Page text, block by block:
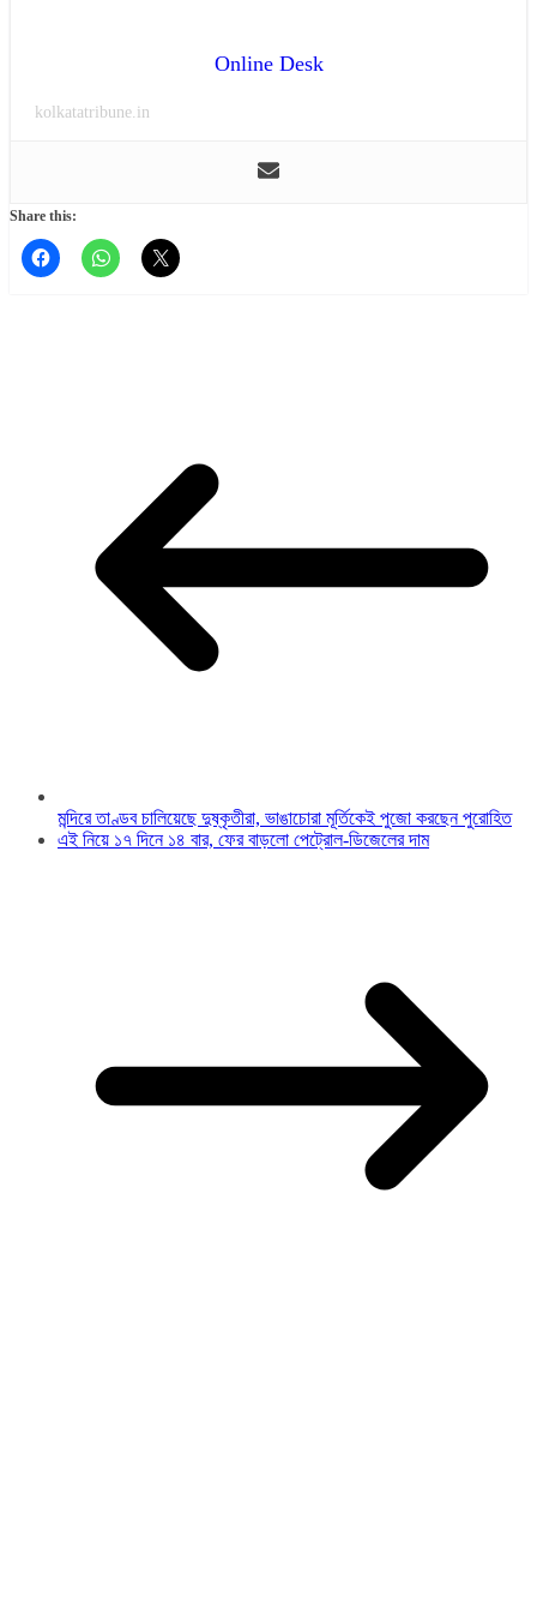
Online Desk
kolkatatribune.in
Share this:
মন্দিরে তাণ্ডব চালিয়েছে দুষ্কৃতীরা, ভাঙাচোরা মূর্তিকেই পুজো করছেন পুরোহিত
এই নিয়ে ১৭ দিনে ১৪ বার, ফের বাড়লো পেট্রোল-ডিজেলের দাম